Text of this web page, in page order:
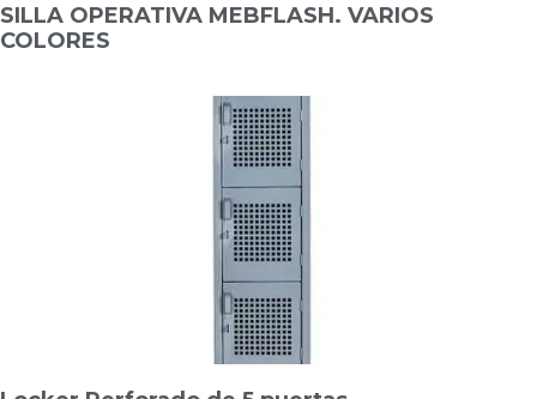
SILLA OPERATIVA MEBFLASH. VARIOS
COLORES